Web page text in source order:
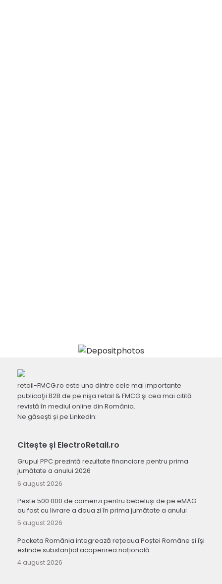
retail-FMCG.ro este una dintre cele mai importante
publicaţii B2B de pe nişa retail & FMCG şi cea mai citită
revistă în mediul online din România.
Ne găsești și pe LinkedIn:
Citește și ElectroRetail.ro
Grupul PPC prezintă rezultate financiare pentru prima
jumătate a anului 2026
6 august 2026
Peste 500.000 de comenzi pentru bebeluși de pe eMAG
au fost cu livrare a doua zi în prima jumătate a anului
5 august 2026
Packeta România integrează rețeaua Poștei Române și își
extinde substanțial acoperirea națională
4 august 2026